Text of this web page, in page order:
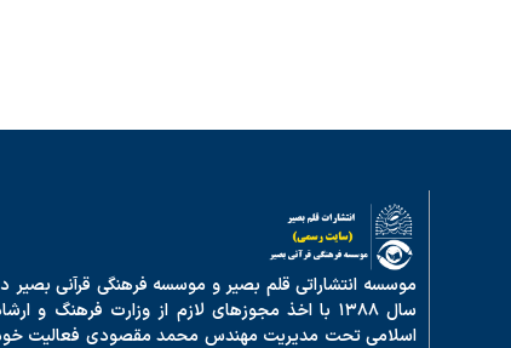
موسسه انتشاراتی قلم بصیر و موسسه فرهنگی قرآنی بصیر
سال ۱۳۸۸ با اخذ مجوزهای لازم از وزارت فرهنگ و
اسلامی تحت مدیریت مهندس محمد مقصودی فعالیت